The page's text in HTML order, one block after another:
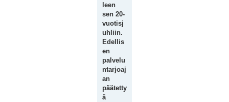
leen
sen 20-
vuotisj
uhliin.
Edellis
en
palvelu
ntarjoaj
an
päätetty
ä